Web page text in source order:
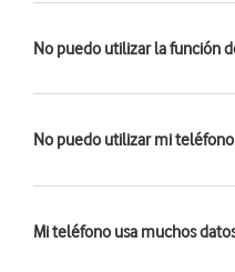
No puedo utilizar la función
No puedo utilizar mi
Mi teléfono usa muchos